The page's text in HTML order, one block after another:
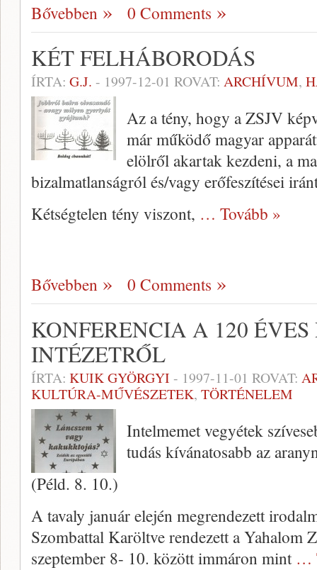
Bővebben 0 Comments
KÉT FELHÁBORODÁS
ÍRTA: G.J. - 1997-12-01 ROVAT: ARCHÍVUM,
Az a tény, hogy a ZSJV
már működő ma­gyar
elölről akartak kezdeni, a
bizalmatlanságról és/vagy erőfeszítései
Kétségtelen tény viszont, … Tovább »
Bővebben 0 Comments
KONFERENCIA A 120
INTÉZETRŐL
ÍRTA: KUIK GYÖRGYI - 1997-11-01 ROVAT:
KULTÚRA-MŰVÉSZETEK, TÖRTÉNELEM
Intelmemet vegyétek
tudás kí­vánatosabb az
(Péld. 8. 10.)
A tavaly január elején megren­dezett
Szombattal Karöltve rendezett a Yahalom
szeptember 8- 10. között immáron mint …